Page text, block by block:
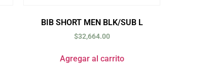
BIB SHORT MEN BLK/SUB L
$32,664.00
Agregar al carrito